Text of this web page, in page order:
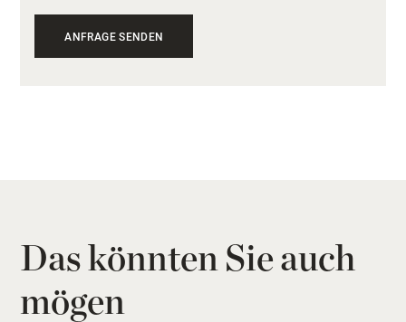
Das könnten Sie auch
mögen